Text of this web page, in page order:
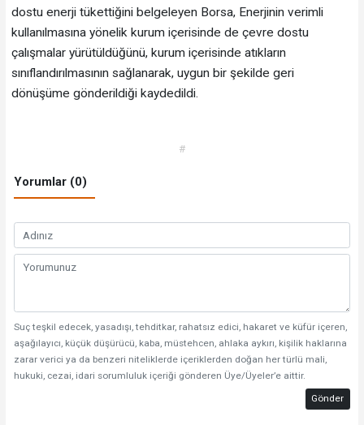
dostu enerji tükettiğini belgeleyen Borsa, Enerjinin verimli
kullanılmasına yönelik kurum içerisinde de çevre dostu
çalışmalar yürütüldüğünü, kurum içerisinde atıkların
sınıflandırılmasının sağlanarak, uygun bir şekilde geri
dönüşüme gönderildiği kaydedildi.
#
Yorumlar (0)
Suç teşkil edecek, yasadışı, tehditkar, rahatsız edici, hakaret ve küfür içeren,
aşağılayıcı, küçük düşürücü, kaba, müstehcen, ahlaka aykırı, kişilik haklarına
zarar verici ya da benzeri niteliklerde içeriklerden doğan her türlü mali,
hukuki, cezai, idari sorumluluk içeriği gönderen Üye/Üyeler’e aittir.
Gönder